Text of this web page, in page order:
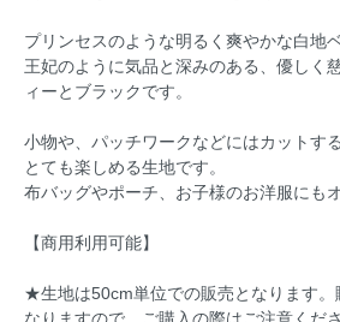
プリンセスのような明るく爽やかな白地
王妃のように気品と深みのある、優しく
ィーとブラックです。
小物や、パッチワークなどにはカットす
とても楽しめる生地です。
布バッグやポーチ、お子様のお洋服にも
【商用利用可能】
★生地は50cm単位での販売となります。
なりますので、ご購入の際はご注意くだ